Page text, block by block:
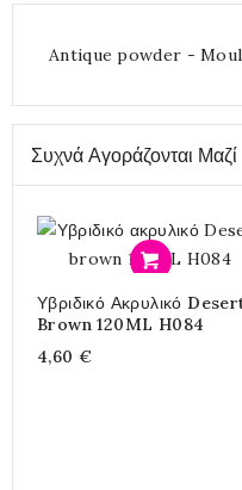
Antique powder -
Συχνά Αγοράζονται Μαζί
Υβριδικό Ακρυλικό
Brown 120ML H084
4,60 €